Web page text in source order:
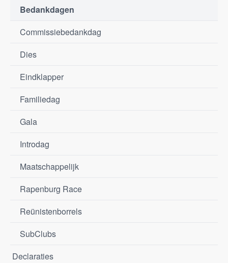
Bedankdagen
Commissiebedankdag
Dies
Eindklapper
Familiedag
Gala
Introdag
Maatschappelijk
Rapenburg Race
Reünistenborrels
SubClubs
Declaraties